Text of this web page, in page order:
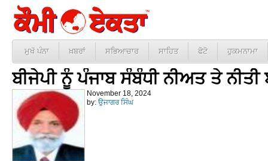
ਮੁਖੱ ਪੰਨਾ ਖ਼ਬਰਾਂ ਸਭਿਆਚਾਰ ਸਾਹਿਤ ਫੋਟੋ ਹੁਕਮਨਾਮਾ
ਬੀਜੇਪੀ ਨੂੰ ਪੰਜਾਬ ਸੰਬੰਧੀ ਨੀਅਤ ਤੇ
November 18, 2024
by: ਉਜਾਗਰ ਸਿੰਘ